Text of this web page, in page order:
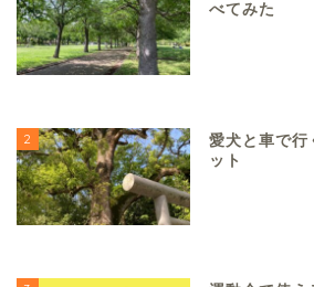
べてみた
2
愛犬と車で行
ット